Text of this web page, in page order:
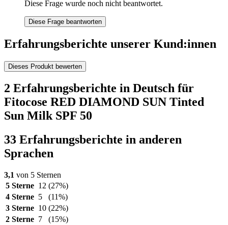
Diese Frage wurde noch nicht beantwortet.
Diese Frage beantworten
Erfahrungsberichte unserer Kund:innen
Dieses Produkt bewerten
2 Erfahrungsberichte in Deutsch für
Fitocose RED DIAMOND SUN Tinted
Sun Milk SPF 50
33 Erfahrungsberichte in anderen
Sprachen
3,1 von 5 Sternen
5 Sterne 12 (27%)
4 Sterne 5
(11%)
3 Sterne 10 (22%)
2 Sterne 7
(15%)